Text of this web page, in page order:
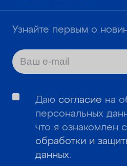
Узнайте первым о
Даю согласие на
персональных
что я ознакомлен с
обработки и
данных.